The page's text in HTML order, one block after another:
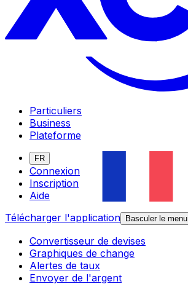
Particuliers
Business
Plateforme
FR
Connexion
Inscription
Aide
Télécharger l'application
Basculer le menu
Convertisseur de devises
Graphiques de change
Alertes de taux
Envoyer de l'argent